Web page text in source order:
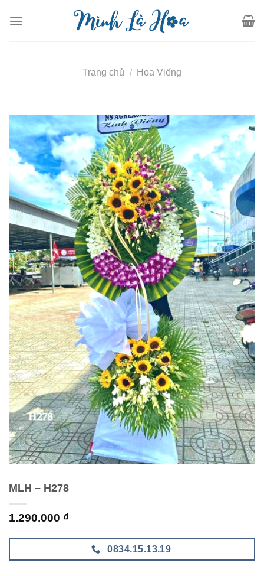
Trang chủ / Hoa Viếng
MLH – H278
1.290.000 ₫
0834.15.13.19